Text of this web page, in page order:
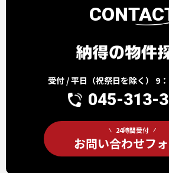
受付 / 平日（祝祭日を除く） 9
045-313-
24時間受付
お問い合わせフ